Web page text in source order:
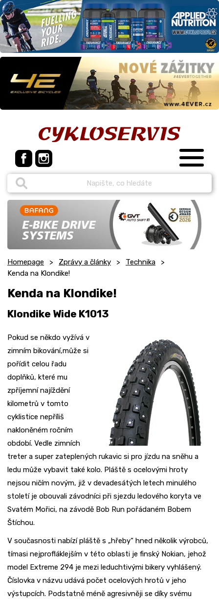
Homepage Zprávy a články
Technika
Kenda na Klondike!
Kenda na Klondike!
Klondike Wide K1013
Pokud se někdo vyžívá v
zimním bikování,může si
pořídit celou řadu
doplňků, které mu
zpříjemní najíždění
kilometrů v tomto
cyklistice nepříliš
nakloněném ročním
období. Vedle zimních
treter a super zateplených rukavic si pro jízdu na sněhu a
ledu může vybavit také kolo. Pláště s ocelovými hroty
nejsou ničím novým, již v devadesátých letech minulého
století je obouvali závodníci při sjezdu ledového koryta ve
Svatém Mořici, na závodě Bob Run pořádaném Bobem
Štíchou.
V současnosti nabízí pláště s „hřeby“ hned několik výrobců,
tímasi nejprofláklejším v této oblasti je finský Nokian, jehož
model Extreme 294 je mezi leduchtivými bikery vyhlášený.
Číslovka v názvu udává počet ocelových hrotů v jeho
výstupcích. Podstatně méně agresivněji se díky svému